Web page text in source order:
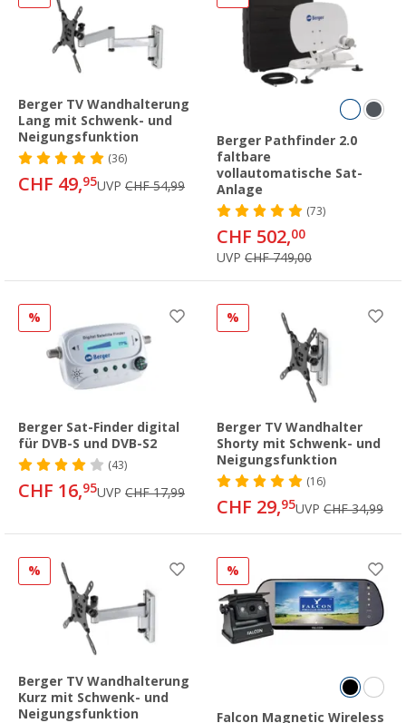
Berger TV Wandhalterung
Lang mit Schwenk- und
Neigungsfunktion
(36)
CHF 49,95UVP CHF 54,99
Berger Pathfinder 2.0
faltbare
vollautomatische Sat-
Anlage
(73)
CHF 502,00
UVP CHF 749,00
%
Berger Sat-Finder digital
für DVB-S und DVB-S2
(43)
CHF 16,95UVP CHF 17,99
%
Berger TV Wandhalter
Shorty mit Schwenk- und
Neigungsfunktion
(16)
CHF 29,95UVP CHF 34,99
%
Berger TV Wandhalterung
Kurz mit Schwenk- und
Neigungsfunktion
%
Falcon Magnetic Wireless